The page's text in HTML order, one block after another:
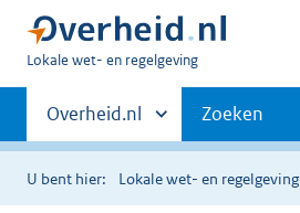
U
hier:
Lokale wet- en regelgeving
Primaire
navigatie
Andere
sites
binnen
Overheid.nl Zoeken
U bent hier: Lokale wet- en regelgeving